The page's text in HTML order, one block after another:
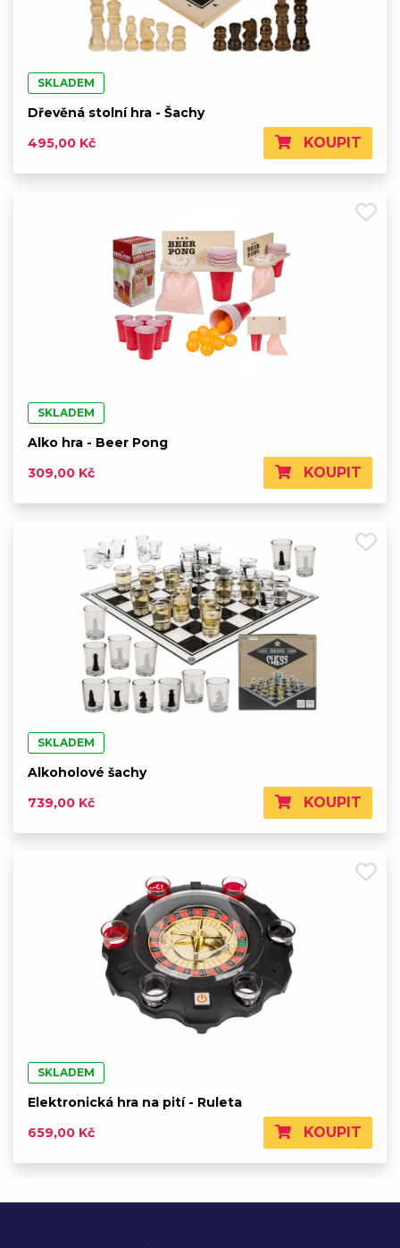
SKLADEM
Dřevěná stolní hra - Šachy
495,00 Kč
KOUPIT
SKLADEM
Alko hra - Beer Pong
309,00 Kč
KOUPIT
SKLADEM
Alkoholové šachy
739,00 Kč
KOUPIT
SKLADEM
Elektronická hra na pití - Ruleta
659,00 Kč
KOUPIT